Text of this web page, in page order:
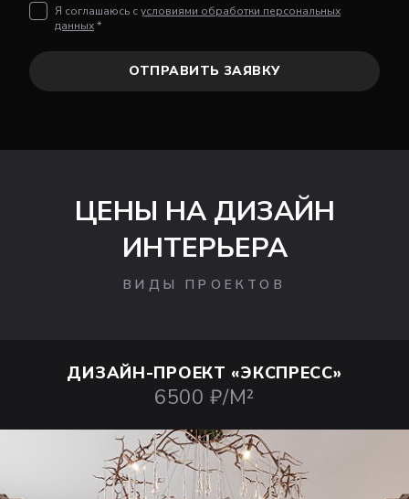
Я соглашаюсь сусловиями обработки персональных
данных*
ОТПРАВИТЬ ЗАЯВКУ
ЦЕНЫ НА ДИЗАЙН
ИНТЕРЬЕРА
ВИДЫ ПРОЕКТОВ
ДИЗАЙН-ПРОЕКТ «ЭКСПРЕСС»
6500 ₽/М²